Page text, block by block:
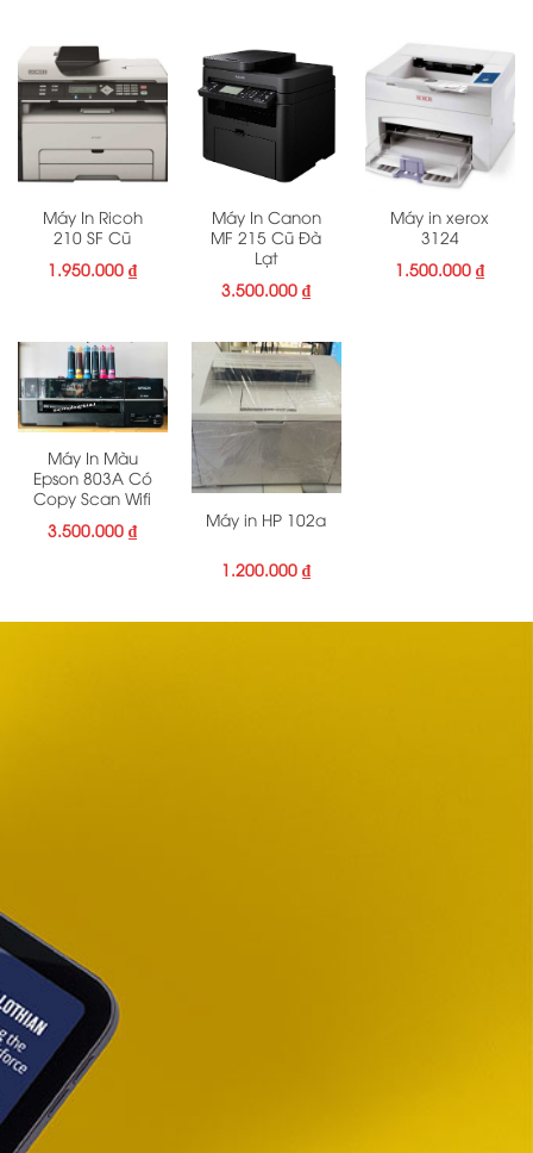
Máy In Ricoh
210 SF Cũ
1.950.000₫
Máy In Canon
MF 215 Cũ Đà
Lạt
3.500.000₫
Máy in xerox
3124
1.500.000₫
Máy In Màu
Epson 803A Có
Copy Scan Wifi
3.500.000₫ Máy in HP 102a
1.200.000₫